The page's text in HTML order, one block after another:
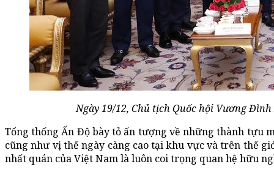
Ngày 19/12, Chủ tịch Quốc hội Vương
Tổng thống Ấn Độ bày tỏ ấn tượng về những thành tựu
cũng như vị thế ngày càng cao tại khu vực và trên thế
nhất quán của Việt Nam là luôn coi trọng quan hệ hữu